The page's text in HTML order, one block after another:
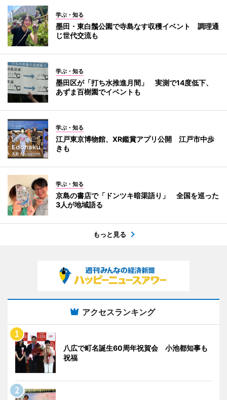
学ぶ・知る
墨田・東白鬚公園で寺島なす収穫イベント 調理通
じ世代交流も
学ぶ・知る
墨田区が「打ち水推進月間」 実測で14度低下、
あずま百樹園でイベントも
学ぶ・知る
江戸東京博物館、XR鑑賞アプリ公開 江戸市中歩
きも
学ぶ・知る
京島の書店で「ドンツキ暗渠語り」 全国を巡った
3人が地域語る
もっと見る
アクセスランキング
八広で町名誕生60周年祝賀会 小池都知事も
祝福